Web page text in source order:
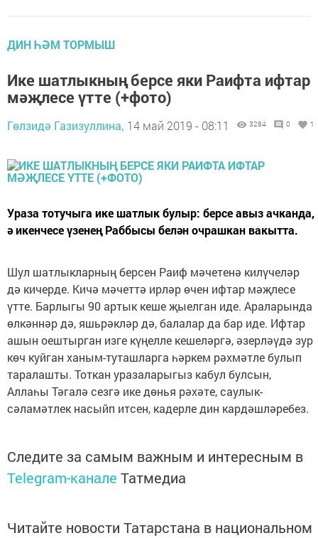
ДИН ҺӘМ ТОРМЫШ
Ике шатлыкның берсе яки Раифта ифтар
мәҗлесе үтте (+фото)
Гөлзидә Газизуллина, 14 май 2019 - 08:11 3284 0 1
Ураза тотучыга ике шатлык булыр: берсе авыз ачканда,
ә икенчесе үзенең Раббысы белән очрашкан вакытта.
Шул шатлыкларның берсен Раиф мәчетенә килүчеләр
дә кичерде. Кичә мәчеттә ирләр өчен ифтар мәҗлесе
үтте. Барлыгы 90 артык кеше җыелган иде. Араларында
өлкәннәр дә, яшьрәкләр дә, балалар да бар иде. Ифтар
ашын оештырган изге күңелле кешеләргә, әзерләүдә зур
көч куйган ханым-туташларга һәркем рәхмәтле булып
таралашты. Тоткан уразаларыгыз кабул булсын,
Аллаһы Тәгалә сезгә ике дөнья рәхәте, саулык-
сәламәтлек насыйп итсен, кадерле дин кардәшләребез.
Следите за самым важным и интересным в
Telegram-канале Татмедиа
Читайте новости Татарстана в национальном